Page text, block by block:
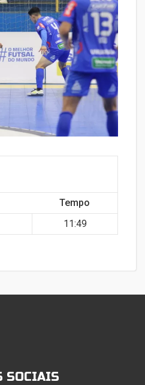
Tempo
11:49
SOCIAIS